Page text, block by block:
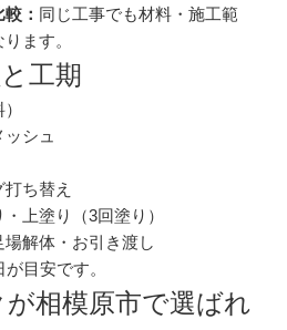
： 同じ工事でも材料・施工範
ます。
工期
シュ
ち替え
上塗り（3回塗り）
解体・お引き渡し
目安です。
相模原市で選ばれ